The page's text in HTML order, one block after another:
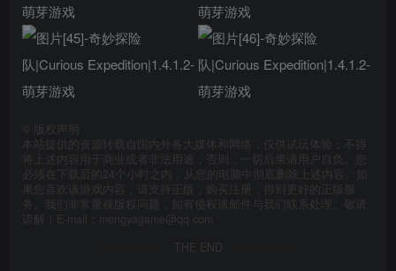
版权声明
本站提供的资源转载自国内外各大媒体和网络，仅供试玩体验；不得
将上述内容用于商业或者非法用途，否则，一切后果请用户自负。您
必须在下载后的24个小时之内，从您的电脑中彻底删除上述内容。如
果您喜欢该游戏内容，请支持正版，购买注册，得到更好的正版服
务。我们非常重视版权问题，如有侵权请邮件与我们联系处理。敬请
谅解！E-mail：mengyagame@qq.com
THE END